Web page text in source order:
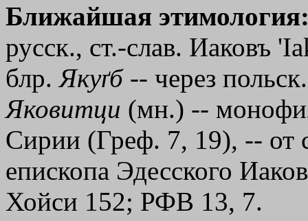
Ближайшая
русск., ст.-слав. Иаковъ
блр.Якуґб-- через
Яковитци (мн.) --
Сирии (Греф. 7, 19), -- от
епископа Эдесского
Хойси 152; РФВ 13, 7.